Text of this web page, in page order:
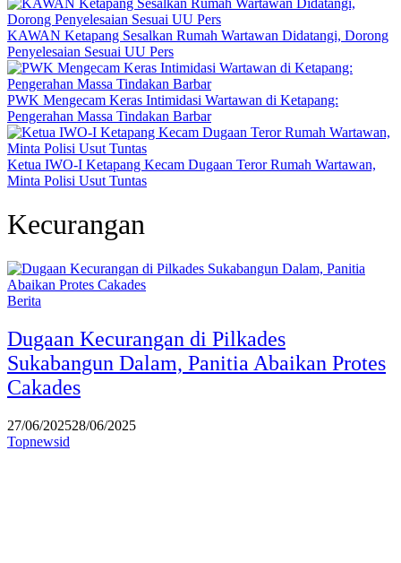
KAWAN Ketapang Sesalkan Rumah Wartawan Didatangi, Dorong
Penyelesaian Sesuai UU Pers
PWK Mengecam Keras Intimidasi Wartawan di Ketapang:
Pengerahan Massa Tindakan Barbar
Ketua IWO-I Ketapang Kecam Dugaan Teror Rumah Wartawan,
Minta Polisi Usut Tuntas
Kecurangan
Berita
Dugaan Kecurangan di Pilkades
Sukabangun Dalam, Panitia Abaikan Protes
Cakades
27/06/202528/06/2025
Topnewsid